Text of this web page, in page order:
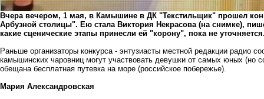
Вчера вечером, 1 мая, в Камышине в ДК "Текстильщик" прошел
Арбузной столицы". Ею стала Виктория Некрасова (на снимке),
какие сценические этапы принесли ей "корону", пока не
Раньше организаторы конкурса - энтузиасты местной редакции радио
камышинских чаровниц могут участвовать девушки от самых юных (но
обещана бесплатная путевка на море (российское побережье).
Мария Александровская